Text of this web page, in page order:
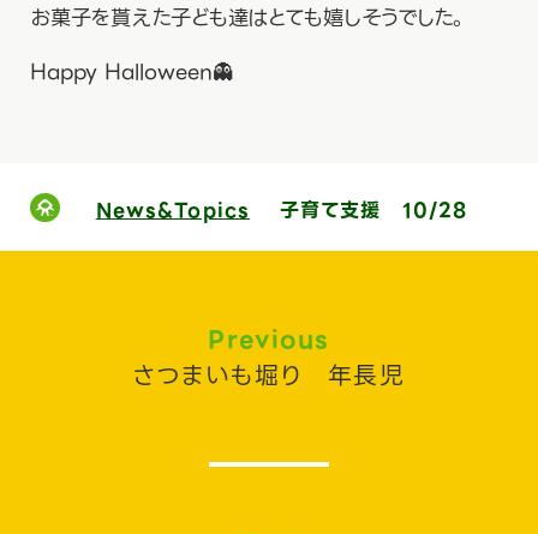
お菓子を貰えた子ども達はとても嬉しそうでした。
Happy Halloween👻
News&Topics 子育て支援 10/28
Previous
さつまいも堀り 年長児